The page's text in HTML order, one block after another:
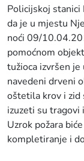
Policijskoj
da je u mjestu
noći 09/
pomoćnom
tužioca izvršen
navedeni drveni
oštetila krov i zid
izuzeti su tragovi
Uzrok požara
kompletiranje i